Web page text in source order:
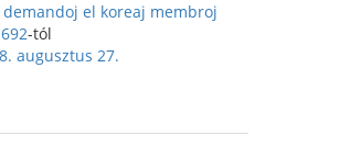
demandoj el koreaj membroj
-tól
augusztus 27.